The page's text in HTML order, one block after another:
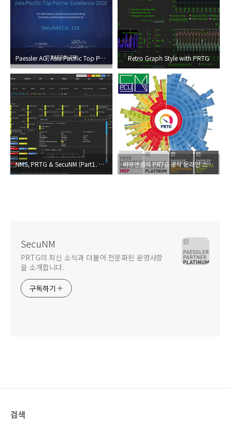
Paessler AG, Asia Pacific Top Partner Excellence 2020 선정 Retro Graph Style with PRTG
NMS, PRTG & SecuNM (Part1. PRTG 커스텀 연동 사항) 씨큐앤엠의 PRTG 공식 온라인 스토어
SecuNM
PRTG의 최신 소식과 더불어 전문화된 운영사항
을 소개합니다.
구독하기
검색